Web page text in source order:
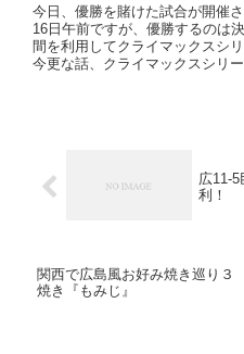
今日、優勝を賭けた試合が開催
16日午前ですが、優勝するのは
間を利用してクライマックスシ
今更な話、クライマックスシリ
広11-
利！
関西で広島風お好み焼き巡り
焼き『もみじ』